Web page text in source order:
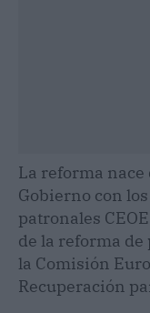
La reforma nace
Gobierno con
patronales
de la reforma
la Comisión
Recuperación